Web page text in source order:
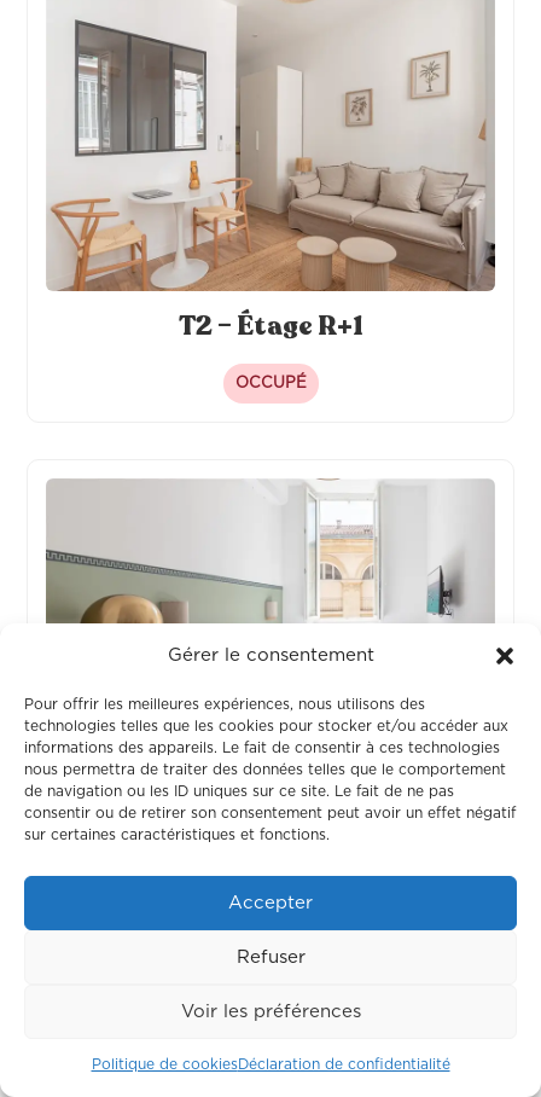
Gérer le consentement
Pour offrir les meilleures expériences, nous utilisons des
technologies telles que les cookies pour stocker et/ou accéder aux
informations des appareils. Le fait de consentir à ces technologies
nous permettra de traiter des données telles que le comportement
de navigation ou les ID uniques sur ce site. Le fait de ne pas
consentir ou de retirer son consentement peut avoir un effet négatif
sur certaines caractéristiques et fonctions.
Accepter
Refuser
Voir les préférences
Politique de cookiesDéclaration de confidentialité
T2 – Étage R+1
OCCUPÉ
Chambre 7